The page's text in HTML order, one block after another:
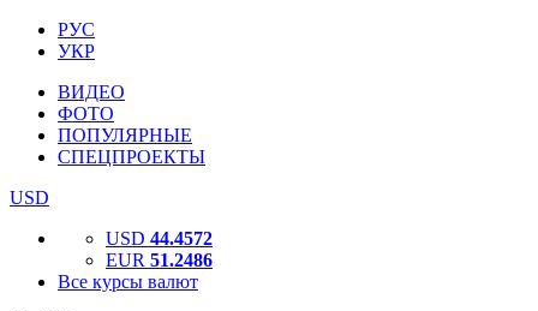
РУС
УКР
ВИДЕО
ФОТО
ПОПУЛЯРНЫЕ
СПЕЦПРОЕКТЫ
USD
USD 44.4572
EUR 51.2486
Все курсы валют